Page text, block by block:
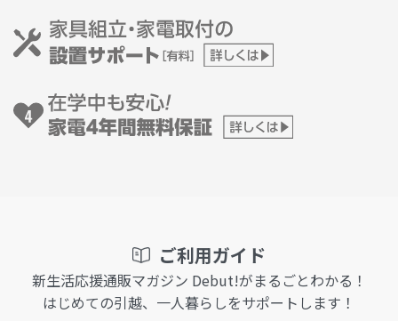
ご利用ガイド
新生活応援通販マガジン Debut!がまるごとわかる！
はじめての引越、一人暮らしをサポートします！